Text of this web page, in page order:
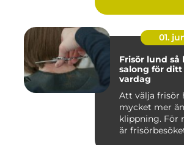
01.
Frisör lund så hittar du rätt
salong för
vardag
Att välja frisör
mycket mer
klippning. För
är